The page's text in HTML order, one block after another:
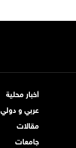
أخبار محلية
عربي و دولي
مقالات
جامعات